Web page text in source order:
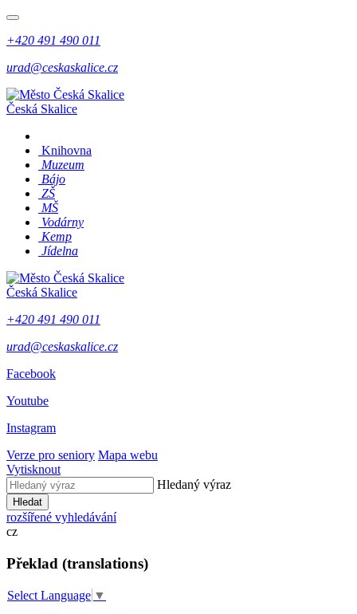
+420 491 490 011
urad@ceskaskalice.cz
Česká Skalice
Knihovna
Muzeum
Bájo
ZŠ
MŠ
Vodárny
Kemp
Jídelna
Česká Skalice
+420 491 490 011
urad@ceskaskalice.cz
Facebook
Youtube
Instagram
Verze pro seniory Mapa webu
Vytisknout
Hledaný výraz
Hledat
rozšířené vyhledávání
cz
Překlad (translations)
Select Language ▼